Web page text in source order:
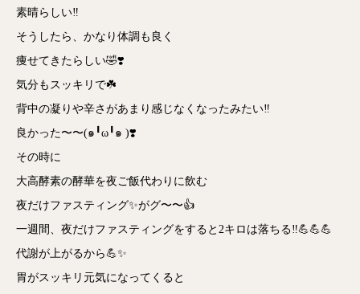
素晴らしい‼️
そうしたら、かなり体調も良く
痩せてきたらしい🤣❣️
気分もスッキリで☘️
背中の凝りや辛さがあまり感じなくなったみたい‼️
良かった〜〜(๑╹ω╹๑ )❣️
その時に
大高酵素の酵華を夜ご飯代わりに飲む
夜だけファスティング✨がグ〜〜👍
一週間、夜だけファスティングをすると2キロは落ちる‼️💪💪💪
代謝が上がるから💪✨
胃がスッキリ元気になってくると